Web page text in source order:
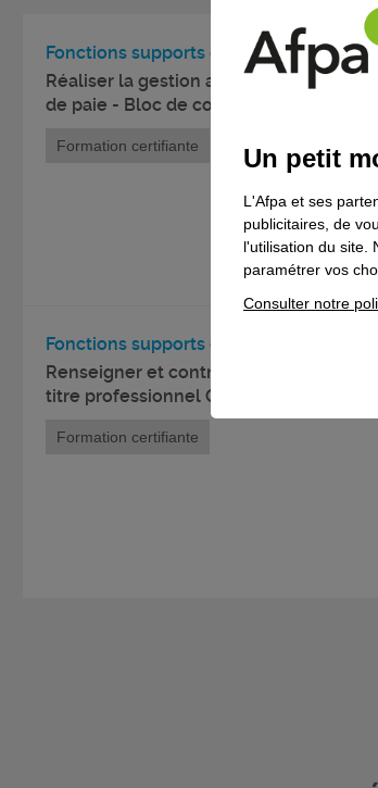
Fonctions supports de l'entreprise
Réaliser la gestion administrative,
de paie - Bloc de compétences du titre
Formation certifiante
Fonctions supports de l'entreprise
Renseigner et contrôler les
titre professionnel Gestionnaire
Formation certifiante
Un petit
L'Afpa et ses
publicitaires, de
l'utilisation du site.
paramétrer vos
Consulter notre